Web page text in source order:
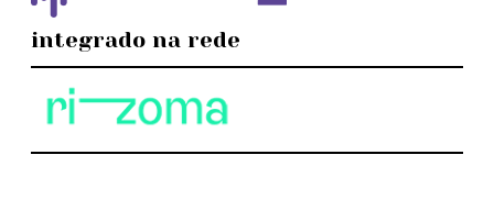
integrado na rede